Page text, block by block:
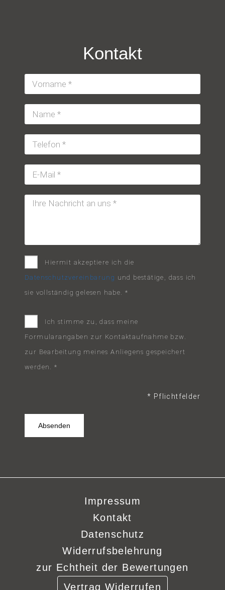
Kontakt
Hiermit akzeptiere ich die
Datenschutzvereinbarung und bestätige, dass ich
sie vollständig gelesen habe. *
Ich stimme zu, dass meine
Formularangaben zur Kontaktaufnahme bzw.
zur Bearbeitung meines Anliegens gespeichert
werden. *
* Pflichtfelder
Impressum
Kontakt
Datenschutz
Widerrufsbelehrung
zur Echtheit der Bewertungen
Vertrag Widerrufen